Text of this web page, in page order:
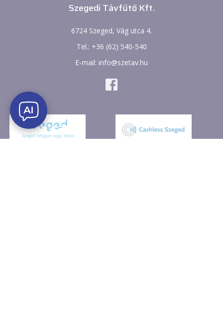
Szegedi Távfűtő Kft.
6724 Szeged, Vág utca 4.
Tel.: +36 (62) 540-540
E-mail: info@szetav.hu